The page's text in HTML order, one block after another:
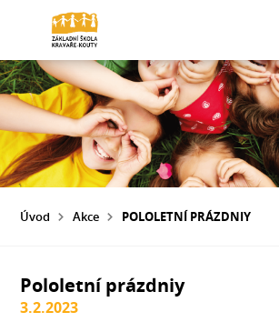
Úvod Akce POLOLETNÍ PRÁZDNIY
Pololetní prázdniy
3.2.2023